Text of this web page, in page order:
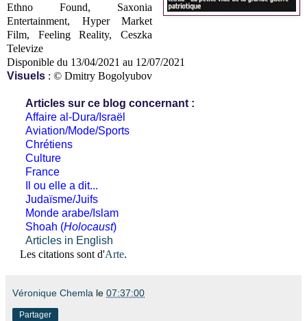
Ethno Found, Saxonia
Entertainment, Hyper Market
Film, Feeling Reality, Ceszka
Televize
Disponible du 13/04/2021 au 12/07/2021
Visuels : © Dmitry Bogolyubov
Articles sur ce blog concernant :
Affaire al-Dura/Israël
Aviation/Mode/Sports
Chrétiens
Culture
France
Il ou elle a dit...
Judaïsme/Juifs
Monde arabe/Islam
Shoah (Holocaust)
Articles in English
Les citations sont d'Arte.
Véronique Chemla le 07:37:00
Partager